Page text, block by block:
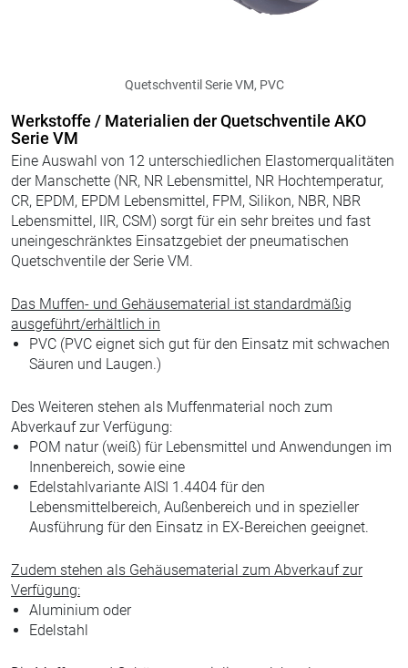
Quetschventil Serie VM, PVC
Werkstoffe / Materialien der Quetschventile AKO
Serie VM
Eine Auswahl von 12 unterschiedlichen Elastomerqualitäten
der Manschette (NR, NR Lebensmittel, NR Hochtemperatur,
CR, EPDM, EPDM Lebensmittel, FPM, Silikon, NBR, NBR
Lebensmittel, IIR, CSM) sorgt für ein sehr breites und fast
uneingeschränktes Einsatzgebiet der pneumatischen
Quetschventile der Serie VM.
Das Muffen- und Gehäusematerial ist standardmäßig
ausgeführt/erhältlich in
PVC (PVC eignet sich gut für den Einsatz mit schwachen
Säuren und Laugen.)
Des Weiteren stehen als Muffenmaterial noch zum
Abverkauf zur Verfügung:
POM natur (weiß) für Lebensmittel und Anwendungen im
Innenbereich, sowie eine
Edelstahlvariante AISI 1.4404 für den
Lebensmittelbereich, Außenbereich und in spezieller
Ausführung für den Einsatz in EX-Bereichen geeignet.
Zudem stehen als Gehäusematerial zum Abverkauf zur
Verfügung:
Aluminium oder
Edelstahl